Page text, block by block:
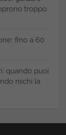
troppo
fino a 60
quando puoi
rischi la